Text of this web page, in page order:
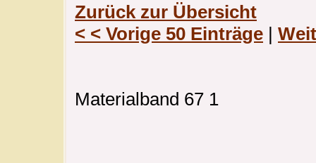
Zurück zur Übersicht
< < Vorige 50 Einträge |
Materialband 67 1